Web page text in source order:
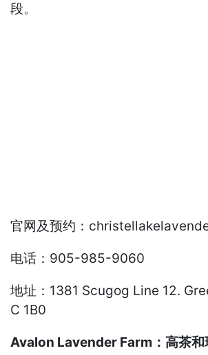
段。
官网及预约：
电话：905-985-9060
地址：1381 Scugog Line 12.
C 1B0
Avalon Lavender Farm：高茶和